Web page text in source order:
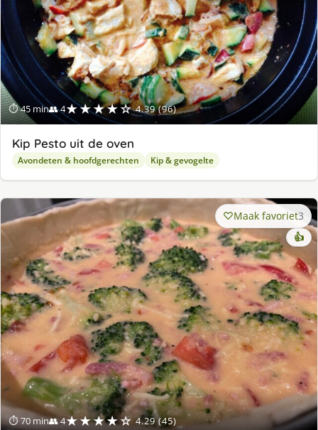
⏱ 45 min👥 4★★★★☆ 4.39 (96)
Kip Pesto uit de oven
Avondeten & hoofdgerechten Kip & gevogelte
⏱ 70 min👥 4★★★★☆ 4.29 (45)
Maak favoriet3
👍